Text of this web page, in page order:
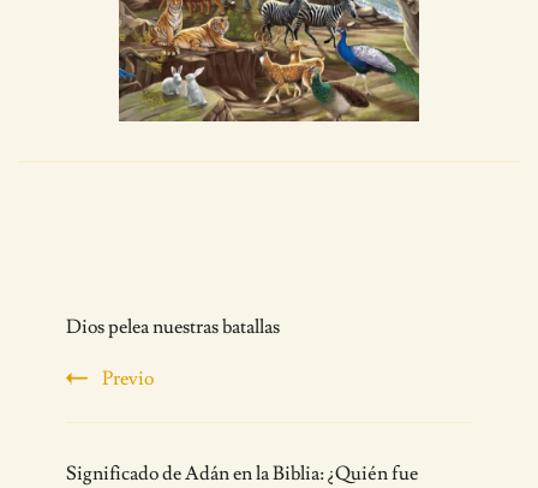
Navigation
Dios pelea nuestras batallas
Previo
Significado de Adán en la Biblia: ¿Quién fue